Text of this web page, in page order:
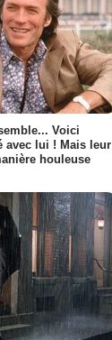
Voici
avec lui ! Mais leur
houleuse